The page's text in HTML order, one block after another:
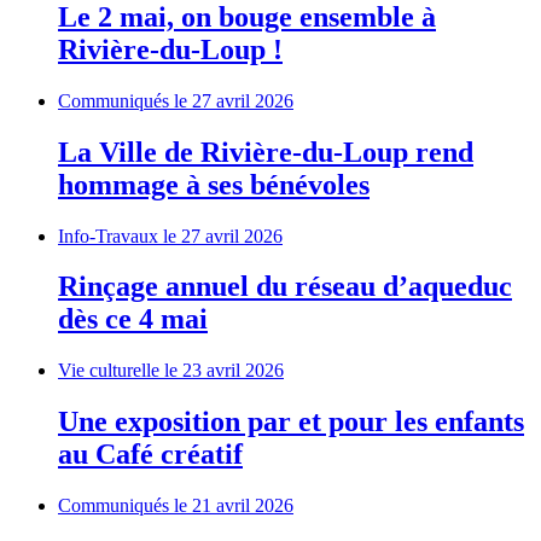
Le 2 mai, on bouge ensemble à
Rivière-du-Loup !
Communiqués le 27 avril 2026
La Ville de Rivière-du-Loup rend
hommage à ses bénévoles
Info-Travaux le 27 avril 2026
Rinçage annuel du réseau d’aqueduc
dès ce 4 mai
Vie culturelle le 23 avril 2026
Une exposition par et pour les enfants
au Café créatif
Communiqués le 21 avril 2026